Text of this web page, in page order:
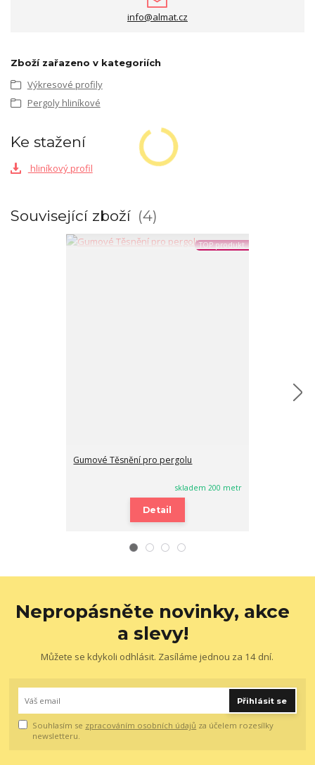
info@almat.cz
Zboží zařazeno v kategoriích
Výkresové profily
Pergoly hliníkové
Ke stažení
hliníkový profil
Související zboží 4
TOP produkt
Gumové Těsnění pro pergolu
skladem 200 metr
Detail
Nepropásněte novinky, akce
a slevy!
Můžete se kdykoli odhlásit. Zasíláme jednou za 14 dní.
Přihlásit se
Souhlasím se zpracováním osobních údajů za účelem rozesílky
newsletteru.